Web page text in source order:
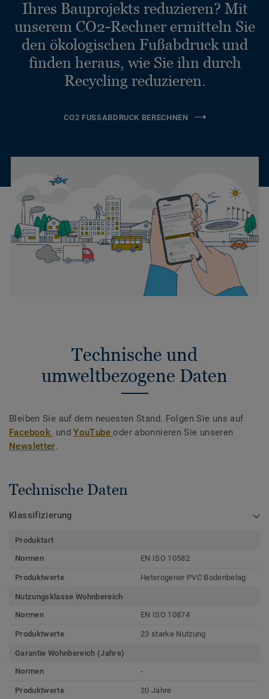
Ihres Bauprojekts reduzieren? Mit
unserem CO2-Rechner ermitteln Sie
den ökologischen Fußabdruck und
finden heraus, wie Sie ihn durch
Recycling reduzieren.
CO2 FUSSABDRUCK BERECHNEN
Technische und
umweltbezogene Daten
Bleiben Sie auf dem neuesten Stand. Folgen Sie uns auf
Facebook undYouTubeoder abonnieren Sie unseren
Newsletter.
Technische Daten
Klassifizierung
Produktart
Normen
EN ISO 10582
Produktwerte Heterogener PVC Bodenbelag
Nutzungsklasse Wohnbereich
Normen
EN ISO 10874
Produktwerte 23 starke Nutzung
Garantie Wohnbereich (Jahre)
Normen
-
Produktwerte 20 Jahre